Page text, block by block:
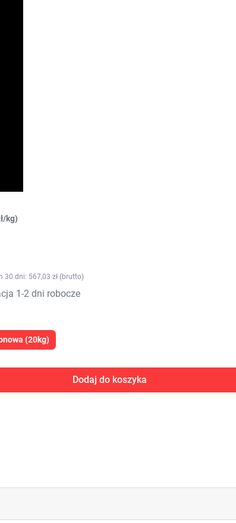
kg)
30 dni: 567,03 zł (brutto)
1-2 dni robocze
(20kg)
Dodaj do koszyka